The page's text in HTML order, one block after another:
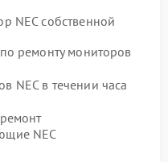
NEC собственной
ремонту мониторов
NEC в течении часа
NEC